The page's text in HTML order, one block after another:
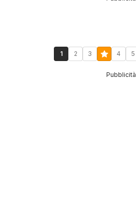
1 2 3 4 5
Pubblicità